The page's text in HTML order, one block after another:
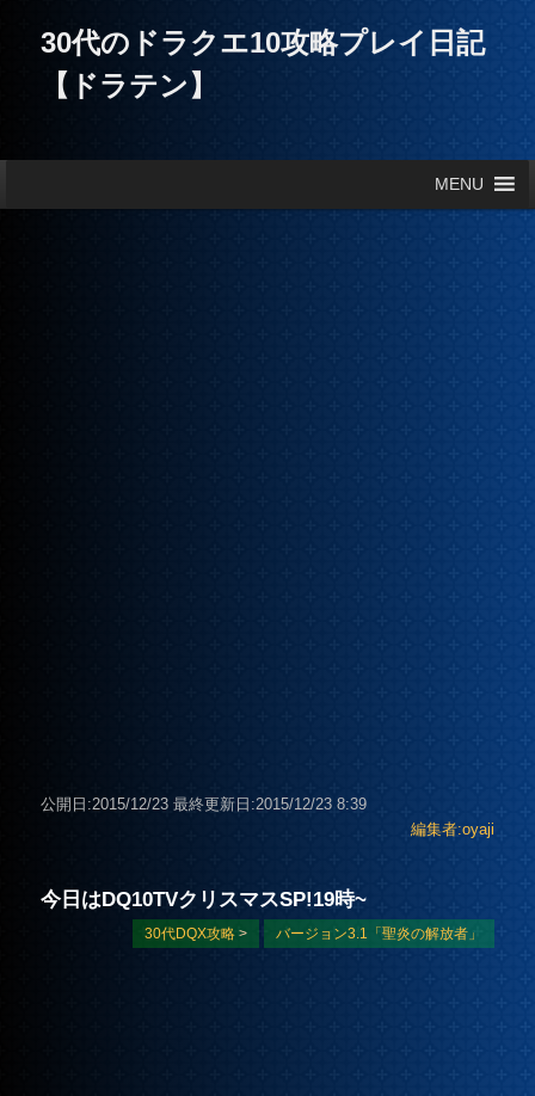
30代のドラクエ10攻略プレイ日記
【ドラテン】
MENU
公開日:2015/12/23 最終更新日:2015/12/23 8:39
編集者:oyaji
今日はDQ10TVクリスマスSP!19時~
30代DQX攻略> バージョン3.1「聖炎の解放者」